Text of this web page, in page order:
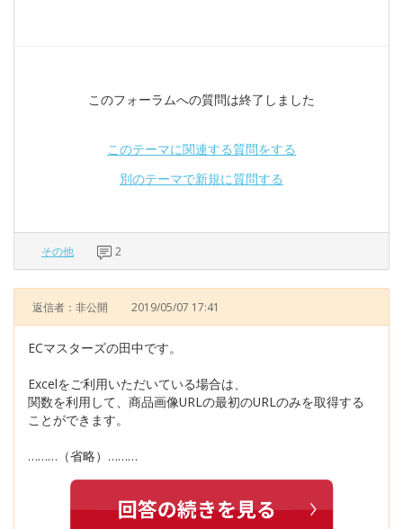
このフォーラムへの質問は終了しました
このテーマに関連する質問をする
別のテーマで新規に質問する
その他 2
返信者：非公開 2019/05/07 17:41
ECマスターズの田中です。
Excelをご利用いただいている場合は、
関数を利用して、商品画像URLの最初のURLのみを取得する
ことができます。
………（省略）………